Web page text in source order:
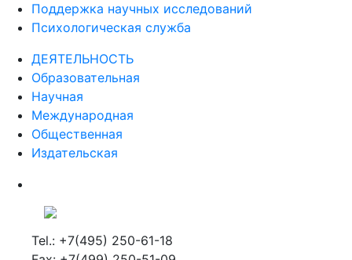
Поддержка научных исследований
Психологическая служба
ДЕЯТЕЛЬНОСТЬ
Образовательная
Научная
Международная
Общественная
Издательская
Tel.: +7(495) 250-61-18